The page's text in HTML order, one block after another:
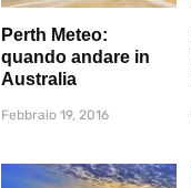
Perth Meteo:
quando andare in
Australia
Febbraio 19, 2016